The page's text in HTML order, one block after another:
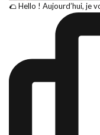
🌮 Hello ! Aujourd’hui, je